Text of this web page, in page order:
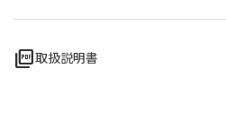
picture_as_pdf取扱説明書